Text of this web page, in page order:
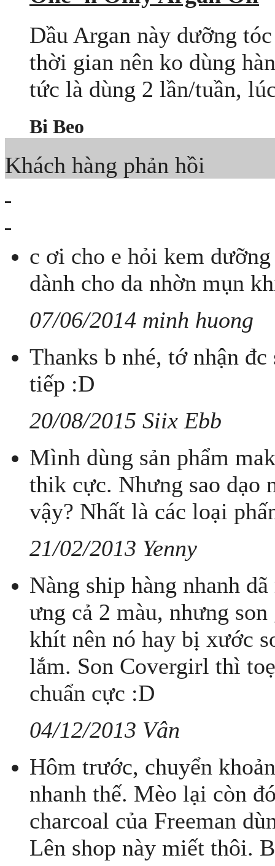
Dầu Argan này dưỡng
thời gian nên ko dùng
tức là dùng 2 lần/tuần,
Bi Beo
Khách hàng phản hồi
c ơi cho e hỏi kem
dành cho da nhờn mụn
07/06/2014 minh huong
Thanks b nhé, tớ nhận
tiếp :D
20/08/2015 Siix Ebb
Mình dùng sản phẩm
thik cực. Nhưng sao dạo
vậy? Nhất là các loại
21/02/2013 Yenny
Nàng ship hàng nhanh
ưng cả 2 màu, nhưng
khít nên nó hay bị xước
lắm. Son Covergirl thì
chuẩn cực :D
04/12/2013 Vân
Hôm trước, chuyển
nhanh thế. Mèo lại còn
charcoal của Freeman
Lên shop này miết thôi.